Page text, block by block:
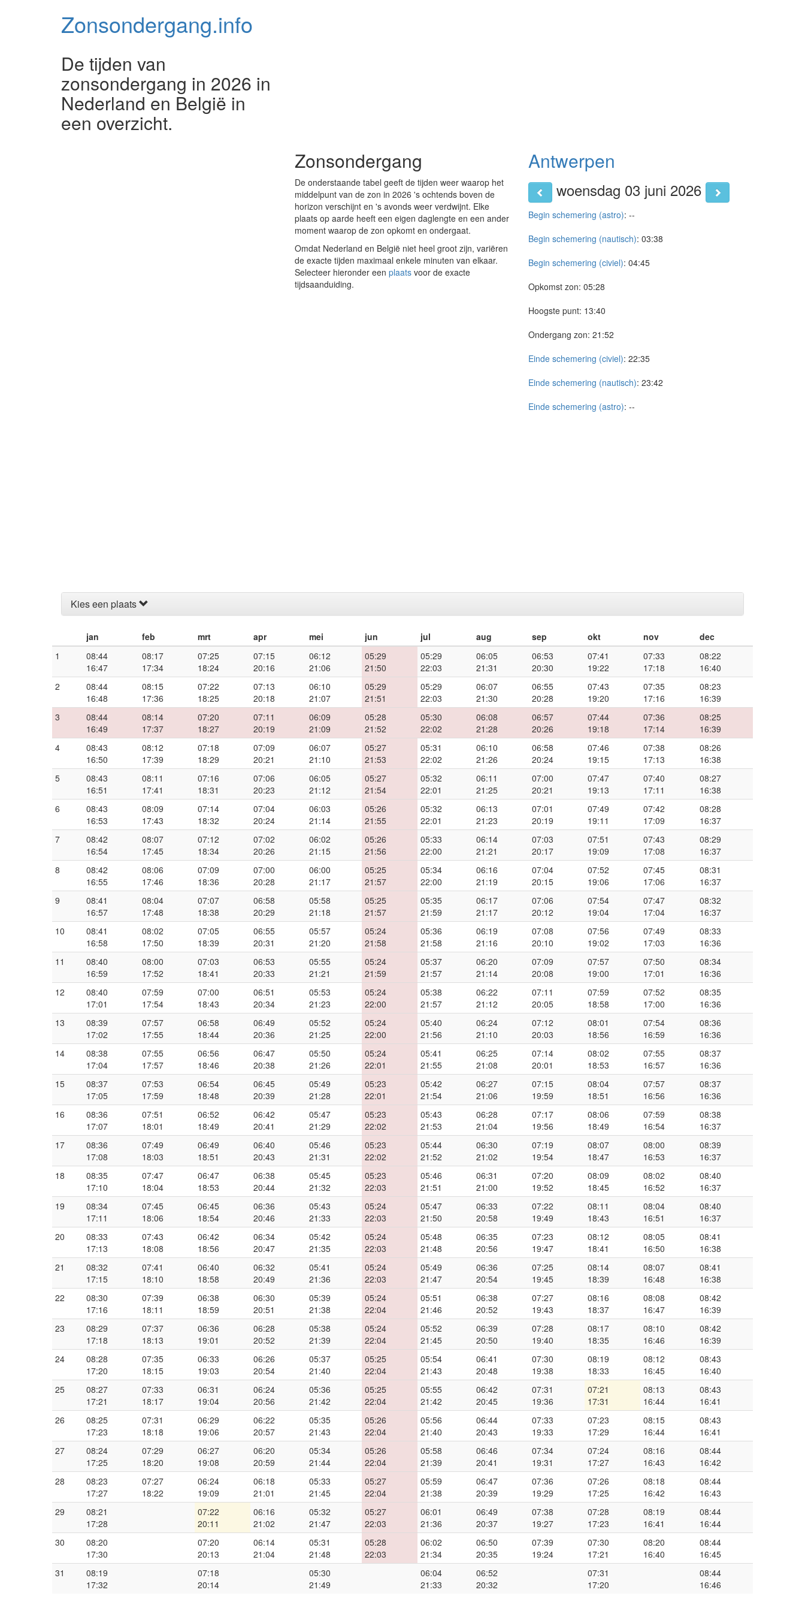
Zonsondergang.info
De tijden van
zonsondergang in 2026 in
Nederland en België in
een overzicht.
Zonsondergang
De onderstaande tabel geeft de tijden weer waarop het
middelpunt van de zon in 2026 's ochtends boven de
horizon verschijnt en 's avonds weer verdwijnt. Elke
plaats op aarde heeft een eigen daglengte en een ander
moment waarop de zon opkomt en ondergaat.
Omdat Nederland en België niet heel groot zijn, variëren
de exacte tijden maximaal enkele minuten van elkaar.
Selecteer hieronder een plaats voor de exacte
tijdsaanduiding.
Antwerpen
woensdag 03 juni 2026
Begin schemering (astro): --
Begin schemering (nautisch): 03:38
Begin schemering (civiel): 04:45
Opkomst zon: 05:28
Hoogste punt: 13:40
Ondergang zon: 21:52
Einde schemering (civiel): 22:35
Einde schemering (nautisch): 23:42
Einde schemering (astro): --
Kies een plaats
jan feb mrt apr mei jun jul aug sep okt nov
dec
1
08:44
16:47
08:17
17:34
07:25
18:24
07:15
20:16
06:12
21:06
05:29
21:50
05:29
22:03
06:05
21:31
06:53
20:30
07:41
19:22
07:33
17:18
08:22
16:40
2
08:44
16:48
08:15
17:36
07:22
18:25
07:13
20:18
06:10
21:07
05:29
21:51
05:29
22:03
06:07
21:30
06:55
20:28
07:43
19:20
07:35
17:16
08:23
16:39
3
08:44
16:49
08:14
17:37
07:20
18:27
07:11
20:19
06:09
21:09
05:28
21:52
05:30
22:02
06:08
21:28
06:57
20:26
07:44
19:18
07:36
17:14
08:25
16:39
4
08:43
16:50
08:12
17:39
07:18
18:29
07:09
20:21
06:07
21:10
05:27
21:53
05:31
22:02
06:10
21:26
06:58
20:24
07:46
19:15
07:38
17:13
08:26
16:38
5
08:43
16:51
08:11
17:41
07:16
18:31
07:06
20:23
06:05
21:12
05:27
21:54
05:32
22:01
06:11
21:25
07:00
20:21
07:47
19:13
07:40
17:11
08:27
16:38
6
08:43
16:53
08:09
17:43
07:14
18:32
07:04
20:24
06:03
21:14
05:26
21:55
05:32
22:01
06:13
21:23
07:01
20:19
07:49
19:11
07:42
17:09
08:28
16:37
7
08:42
16:54
08:07
17:45
07:12
18:34
07:02
20:26
06:02
21:15
05:26
21:56
05:33
22:00
06:14
21:21
07:03
20:17
07:51
19:09
07:43
17:08
08:29
16:37
8
08:42
16:55
08:06
17:46
07:09
18:36
07:00
20:28
06:00
21:17
05:25
21:57
05:34
22:00
06:16
21:19
07:04
20:15
07:52
19:06
07:45
17:06
08:31
16:37
9
08:41
16:57
08:04
17:48
07:07
18:38
06:58
20:29
05:58
21:18
05:25
21:57
05:35
21:59
06:17
21:17
07:06
20:12
07:54
19:04
07:47
17:04
08:32
16:37
10
08:41
16:58
08:02
17:50
07:05
18:39
06:55
20:31
05:57
21:20
05:24
21:58
05:36
21:58
06:19
21:16
07:08
20:10
07:56
19:02
07:49
17:03
08:33
16:36
11
08:40
16:59
08:00
17:52
07:03
18:41
06:53
20:33
05:55
21:21
05:24
21:59
05:37
21:57
06:20
21:14
07:09
20:08
07:57
19:00
07:50
17:01
08:34
16:36
12
08:40
17:01
07:59
17:54
07:00
18:43
06:51
20:34
05:53
21:23
05:24
22:00
05:38
21:57
06:22
21:12
07:11
20:05
07:59
18:58
07:52
17:00
08:35
16:36
13
08:39
17:02
07:57
17:55
06:58
18:44
06:49
20:36
05:52
21:25
05:24
22:00
05:40
21:56
06:24
21:10
07:12
20:03
08:01
18:56
07:54
16:59
08:36
16:36
14
08:38
17:04
07:55
17:57
06:56
18:46
06:47
20:38
05:50
21:26
05:24
22:01
05:41
21:55
06:25
21:08
07:14
20:01
08:02
18:53
07:55
16:57
08:37
16:36
15
08:37
17:05
07:53
17:59
06:54
18:48
06:45
20:39
05:49
21:28
05:23
22:01
05:42
21:54
06:27
21:06
07:15
19:59
08:04
18:51
07:57
16:56
08:37
16:36
16
08:36
17:07
07:51
18:01
06:52
18:49
06:42
20:41
05:47
21:29
05:23
22:02
05:43
21:53
06:28
21:04
07:17
19:56
08:06
18:49
07:59
16:54
08:38
16:37
17
08:36
17:08
07:49
18:03
06:49
18:51
06:40
20:43
05:46
21:31
05:23
22:02
05:44
21:52
06:30
21:02
07:19
19:54
08:07
18:47
08:00
16:53
08:39
16:37
18
08:35
17:10
07:47
18:04
06:47
18:53
06:38
20:44
05:45
21:32
05:23
22:03
05:46
21:51
06:31
21:00
07:20
19:52
08:09
18:45
08:02
16:52
08:40
16:37
19
08:34
17:11
07:45
18:06
06:45
18:54
06:36
20:46
05:43
21:33
05:24
22:03
05:47
21:50
06:33
20:58
07:22
19:49
08:11
18:43
08:04
16:51
08:40
16:37
20
08:33
17:13
07:43
18:08
06:42
18:56
06:34
20:47
05:42
21:35
05:24
22:03
05:48
21:48
06:35
20:56
07:23
19:47
08:12
18:41
08:05
16:50
08:41
16:38
21
08:32
17:15
07:41
18:10
06:40
18:58
06:32
20:49
05:41
21:36
05:24
22:03
05:49
21:47
06:36
20:54
07:25
19:45
08:14
18:39
08:07
16:48
08:41
16:38
22
08:30
17:16
07:39
18:11
06:38
18:59
06:30
20:51
05:39
21:38
05:24
22:04
05:51
21:46
06:38
20:52
07:27
19:43
08:16
18:37
08:08
16:47
08:42
16:39
23
08:29
17:18
07:37
18:13
06:36
19:01
06:28
20:52
05:38
21:39
05:24
22:04
05:52
21:45
06:39
20:50
07:28
19:40
08:17
18:35
08:10
16:46
08:42
16:39
24
08:28
17:20
07:35
18:15
06:33
19:03
06:26
20:54
05:37
21:40
05:25
22:04
05:54
21:43
06:41
20:48
07:30
19:38
08:19
18:33
08:12
16:45
08:43
16:40
25
08:27
17:21
07:33
18:17
06:31
19:04
06:24
20:56
05:36
21:42
05:25
22:04
05:55
21:42
06:42
20:45
07:31
19:36
07:21
17:31
08:13
16:44
08:43
16:41
26
08:25
17:23
07:31
18:18
06:29
19:06
06:22
20:57
05:35
21:43
05:26
22:04
05:56
21:40
06:44
20:43
07:33
19:33
07:23
17:29
08:15
16:44
08:43
16:41
27
08:24
17:25
07:29
18:20
06:27
19:08
06:20
20:59
05:34
21:44
05:26
22:04
05:58
21:39
06:46
20:41
07:34
19:31
07:24
17:27
08:16
16:43
08:44
16:42
28
08:23
17:27
07:27
18:22
06:24
19:09
06:18
21:01
05:33
21:45
05:27
22:04
05:59
21:38
06:47
20:39
07:36
19:29
07:26
17:25
08:18
16:42
08:44
16:43
29
08:21
17:28
07:22
20:11
06:16
21:02
05:32
21:47
05:27
22:03
06:01
21:36
06:49
20:37
07:38
19:27
07:28
17:23
08:19
16:41
08:44
16:44
30
08:20
17:30
07:20
20:13
06:14
21:04
05:31
21:48
05:28
22:03
06:02
21:34
06:50
20:35
07:39
19:24
07:30
17:21
08:20
16:40
08:44
16:45
31
08:19
17:32
07:18
20:14
05:30
21:49
06:04
21:33
06:52
20:32
07:31
17:20
08:44
16:46